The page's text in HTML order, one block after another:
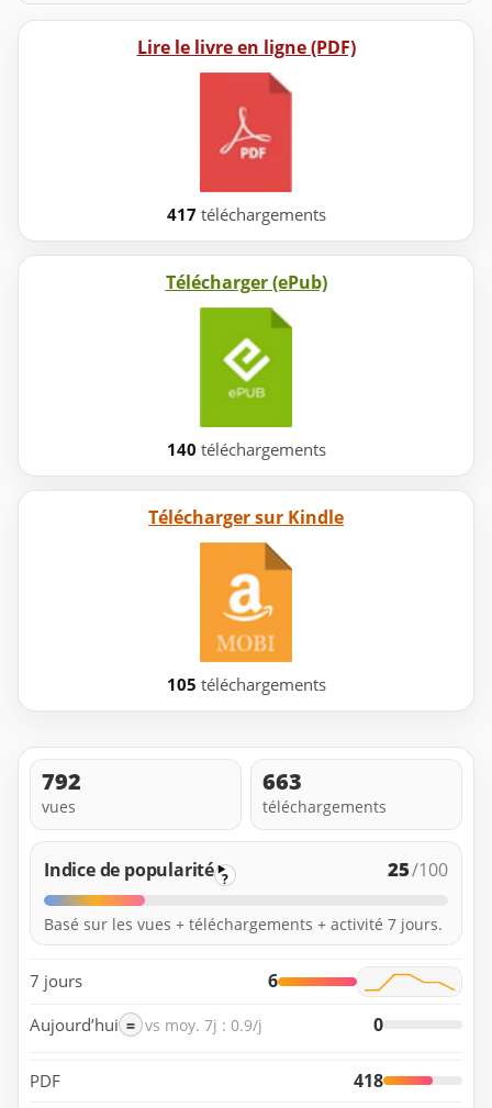
Lire le livre en ligne (PDF)
417 téléchargements
Télécharger (ePub)
140 téléchargements
Télécharger sur Kindle
105 téléchargements
792
vues
663
téléchargements
Indice de popularité ? 25/100
Basé sur les vues + téléchargements + activité 7 jours.
7 jours 6
Aujourd’hui = vs moy. 7j : 0.9/j 0
PDF 418